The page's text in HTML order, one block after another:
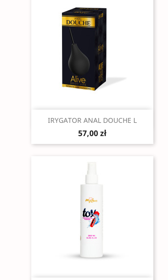
Szybki podgląd
IRYGATOR ANAL DOUCHE L
57,00 zł